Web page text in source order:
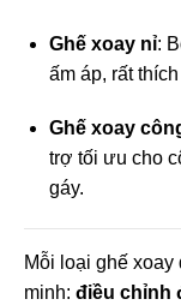
Ghế xoay nỉ:
ấm áp, rất
Ghế xoay
trợ tối ưu cho
gáy.
Mỗi loại ghế
minh: điều chỉnh